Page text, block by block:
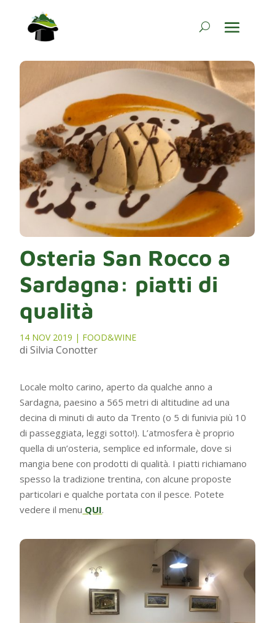
Osteria San Rocco a
Sardagna: piatti di
qualità
14 NOV 2019 | FOOD&WINE
di Silvia Conotter
Locale molto carino, aperto da qualche anno a
Sardagna, paesino a 565 metri di altitudine ad una
decina di minuti di auto da Trento (o 5 di funivia più 10
di passeggiata, leggi sotto!). L’atmosfera è proprio
quella di un’osteria, semplice ed informale, dove si
mangia bene con prodotti di qualità. I piatti richiamano
spesso la tradizione trentina, con alcune proposte
particolari e qualche portata con il pesce. Potete
vedere il menu QUI.